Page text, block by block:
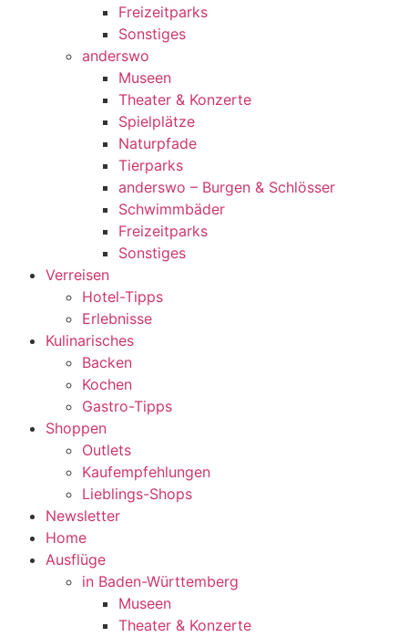
Freizeitparks
Sonstiges
anderswo
Museen
Theater & Konzerte
Spielplätze
Naturpfade
Tierparks
anderswo – Burgen & Schlösser
Schwimmbäder
Freizeitparks
Sonstiges
Verreisen
Hotel-Tipps
Erlebnisse
Kulinarisches
Backen
Kochen
Gastro-Tipps
Shoppen
Outlets
Kaufempfehlungen
Lieblings-Shops
Newsletter
Home
Ausflüge
in Baden-Württemberg
Museen
Theater & Konzerte